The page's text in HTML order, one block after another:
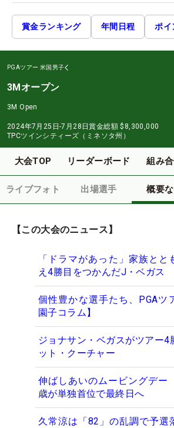
賞金ランキング 年間日程 ポイ
PGAツアー 米国男子
3Mオープン
3M Open
2024年7月25日-7月28日賞金総額 $8,300,000
TPCツインシティーズ（ミネソタ州）
大会TOP リーダーボード 組み
ライブフォト 出場選手 概要
【この大会のニュース】
「ドラマがあった」家族とと
え4勝目をつかんだJ・ベガス
個性豊かな選手たち、PGAツ
園子コラム】
ジョナサン・ベガスがツアー
ット・クーチャー
伸ばしあいのムービングデ
歳が単独首位で最終日へ
久常涼は「82」の乱調で予